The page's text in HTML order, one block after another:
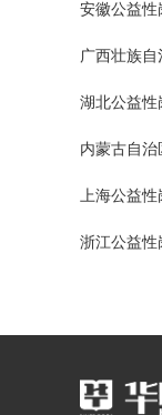
安徽公益性
广西壮族自
湖北公益性
内蒙古自治
上海公益性
浙江公益性